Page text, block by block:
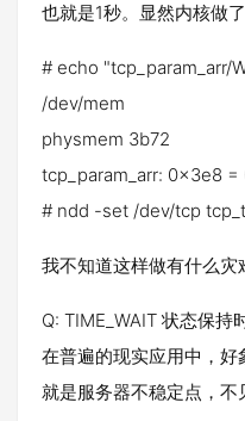
也就是1秒。显然内核做
# echo "tcp_param_arr/
/dev/mem
physmem 3b72
tcp_param_arr: 0x3e8
# ndd -set /dev/tcp
我不知道这样做有什么灾
Q: TIME_WAIT 状态保持
在普遍的现实应用中，好
就是服务器不稳定点，不